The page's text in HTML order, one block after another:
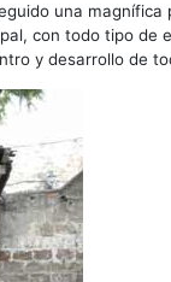
una
con todo tipo de
y desarrollo de